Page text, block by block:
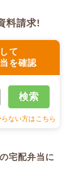
て
を確認
料請求!
検索
ない方はこちら
宅配弁当に